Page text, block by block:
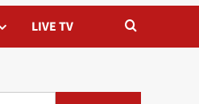
LIVE TV